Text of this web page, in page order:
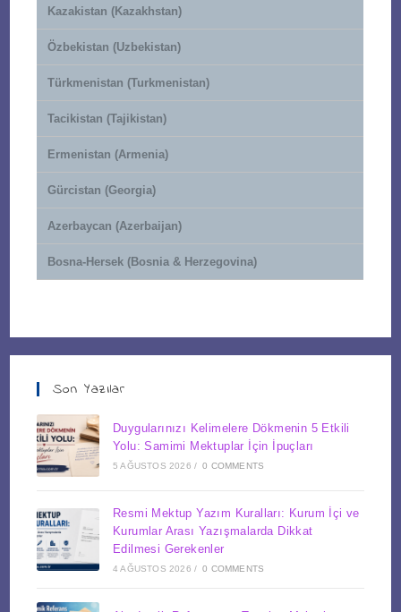
Kazakistan (Kazakhstan)
Özbekistan (Uzbekistan)
Türkmenistan (Turkmenistan)
Tacikistan (Tajikistan)
Ermenistan (Armenia)
Gürcistan (Georgia)
Azerbaycan (Azerbaijan)
Bosna-Hersek (Bosnia & Herzegovina)
Son Yazılar
Duygularınızı Kelimelere Dökmenin 5 Etkili
Yolu: Samimi Mektuplar İçin İpuçları
5 AĞUSTOS 2026 / 0 COMMENTS
Resmi Mektup Yazım Kuralları: Kurum İçi ve
Kurumlar Arası Yazışmalarda Dikkat
Edilmesi Gerekenler
4 AĞUSTOS 2026 / 0 COMMENTS